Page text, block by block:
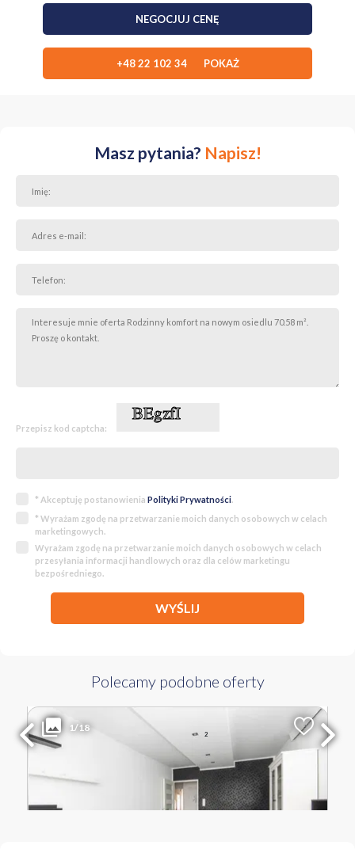
NEGOCJUJ CENĘ
+48 22 102 34 POKAŻ
Masz pytania? Napisz!
Przepisz kod captcha:
* Akceptuję postanowienia Polityki Prywatności.
* Wyrażam zgodę na przetwarzanie moich danych osobowych w celach
marketingowych.
Wyrażam zgodę na przetwarzanie moich danych osobowych w celach
przesyłania informacji handlowych oraz dla celów marketingu
bezpośredniego.
WYŚLIJ
Polecamy podobne oferty
1/18Liczba pokoi
64.90 m2
Cena za m2
10 616 PLN
WIELKOPOLSKIE Poznań Winogrady os. Osiedle Wichrowe Wzgórze